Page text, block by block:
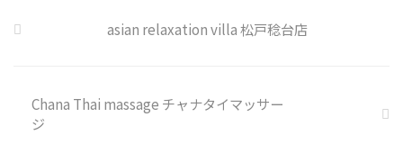
asian relaxation villa 松戸稔台店
Chana Thai massage チャナタイマッサー
ジ